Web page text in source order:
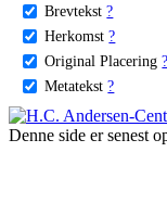
Brevtekst ?
Herkomst ?
Original Placering ?
Metatekst ?
Denne side er senest